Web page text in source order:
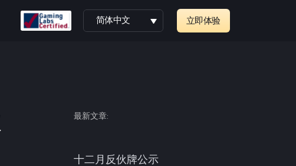
简体中文 立即体验
最新文章:
十二月反伙牌公示